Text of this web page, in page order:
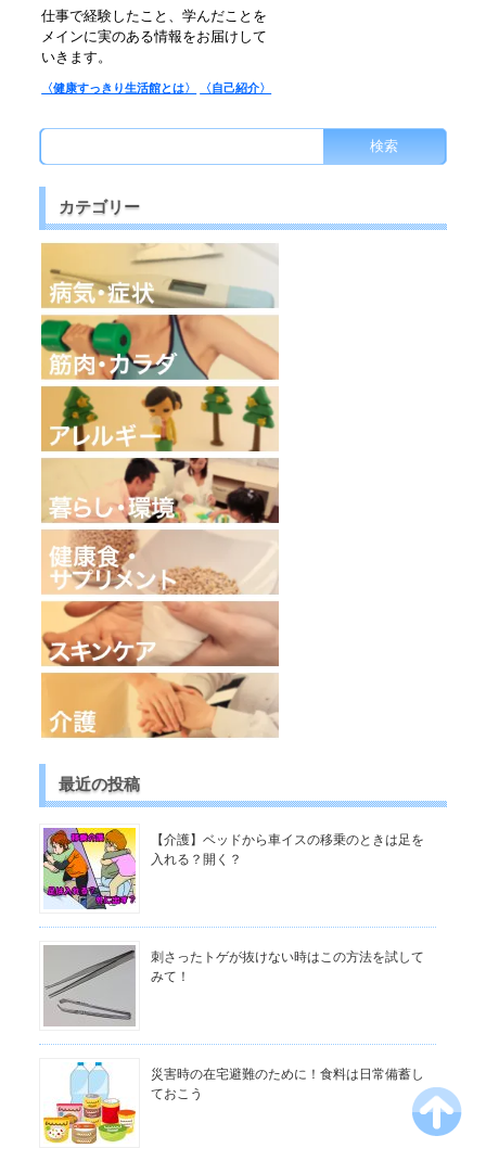
仕事で経験したこと、学んだことを
メインに実のある情報をお届けして
いきます。
〈健康すっきり生活館とは〉 〈自己紹介〉
カテゴリー
最近の投稿
【介護】ベッドから車イスの移乗のときは足を
入れる？開く？
刺さったトゲが抜けない時はこの方法を試して
みて！
災害時の在宅避難のために！食料は日常備蓄し
ておこう